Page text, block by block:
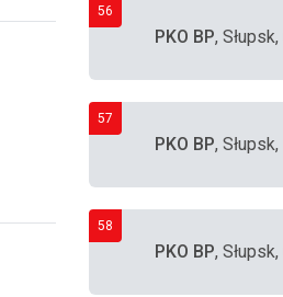
56
PKO BP,
57
PKO BP,
58
PKO BP,